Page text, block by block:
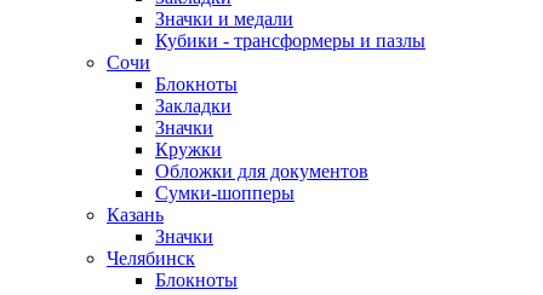
Значки и медали
Кубики - трансформеры и пазлы
Сочи
Блокноты
Закладки
Значки
Кружки
Обложки для документов
Сумки-шопперы
Казань
Значки
Челябинск
Блокноты